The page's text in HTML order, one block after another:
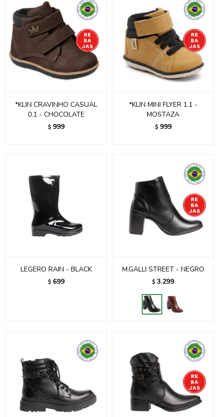
*KLIN CRAVINHO CASUAL
0.1 - CHOCOLATE
$ 999
*KLIN MINI FLYER 1.1 -
MOSTAZA
$ 999
LEGERO RAIN - BLACK
$ 699
M.GALLI STREET - NEGRO
$ 3.299